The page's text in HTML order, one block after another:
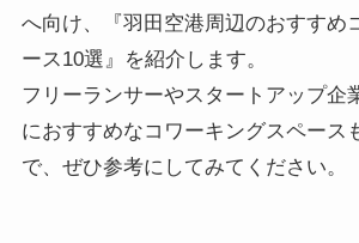
へ向け、『羽田空港周辺のおすすめ
ース10選』を紹介します。
フリーランサーやスタートアップ企
におすすめなコワーキングスペース
で、ぜひ参考にしてみてください。